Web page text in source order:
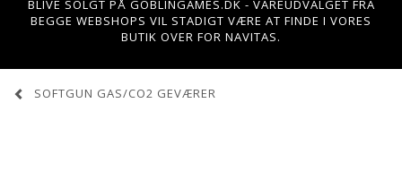
BLIVE SOLGT PÅ GOBLINGAMES.DK - VAREUDVALGET FRA
BEGGE WEBSHOPS VIL STADIGT VÆRE AT FINDE I VORES
BUTIK OVER FOR NAVITAS.
SOFTGUN GAS/CO2 GEVÆRER